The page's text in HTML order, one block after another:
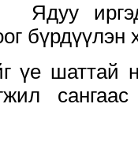
Ядуу
бүрдүүлэн
үе шаттай